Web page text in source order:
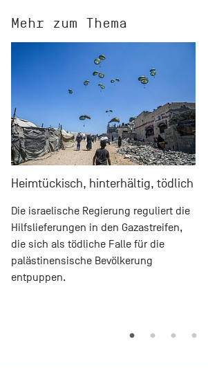
Mehr zum Thema
Heimtückisch, hinterhältig, tödlich
Die israelische Regierung reguliert die
Hilfslieferungen in den Gazastreifen,
die sich als tödliche Falle für die
palästinensische Bevölkerung
entpuppen.